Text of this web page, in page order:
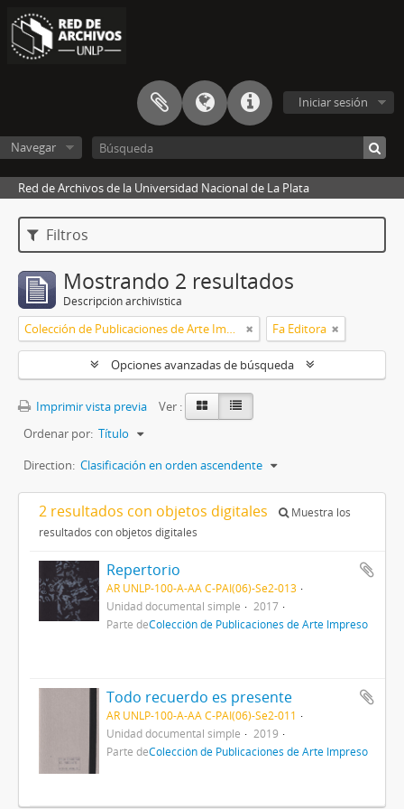
Iniciar sesión
Navegar
Red de Archivos de la Universidad Nacional de La Plata
Filtros
Mostrando 2 resultados
Descripción archivística
Colección de Publicaciones de Arte Impreso Fa Editora
Opciones avanzadas de búsqueda
Imprimir vista previa
Ver :
Ordenar por: Título
Direction: Clasificación en orden ascendente
2 resultados con objetos digitales
Muestra los
resultados con objetos digitales
Repertorio
AR UNLP-100-A-AA C-PAI(06)-Se2-013
Unidad documental simple
2017
Parte deColección de Publicaciones de Arte Impreso
Todo recuerdo es presente
AR UNLP-100-A-AA C-PAI(06)-Se2-011
Unidad documental simple
2019
Parte deColección de Publicaciones de Arte Impreso